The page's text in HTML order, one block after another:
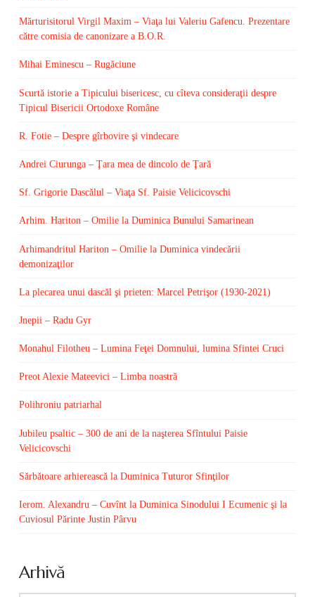
Mărturisitorul Virgil Maxim – Viaţa lui Valeriu Gafencu. Prezentare
către comisia de canonizare a B.O.R.
Mihai Eminescu – Rugăciune
Scurtă istorie a Tipicului bisericesc, cu cîteva consideraţii despre
Tipicul Bisericii Ortodoxe Române
R. Fotie – Despre gîrbovire şi vindecare
Andrei Ciurunga – Ţara mea de dincolo de Ţară
Sf. Grigorie Dascălul – Viaţa Sf. Paisie Velicicovschi
Arhim. Hariton – Omilie la Duminica Bunului Samarinean
Arhimandritul Hariton – Omilie la Duminica vindecării
demonizaţilor
La plecarea unui dascăl şi prieten: Marcel Petrişor (1930-2021)
Jnepii – Radu Gyr
Monahul Filotheu – Lumina Feţei Domnului, lumina Sfintei Cruci
Preot Alexie Mateevici – Limba noastră
Polihroniu patriarhal
Jubileu psaltic – 300 de ani de la naşterea Sfîntului Paisie
Velicicovschi
Sărbătoare arhierească la Duminica Tuturor Sfinţilor
Ierom. Alexandru – Cuvînt la Duminica Sinodului I Ecumenic şi la
Cuviosul Părinte Justin Pârvu
Arhivă